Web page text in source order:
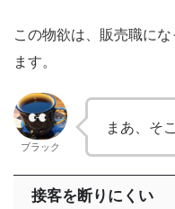
この物欲は、販売職に
ます。
ブラック
まあ、そ
接客を断りにくい